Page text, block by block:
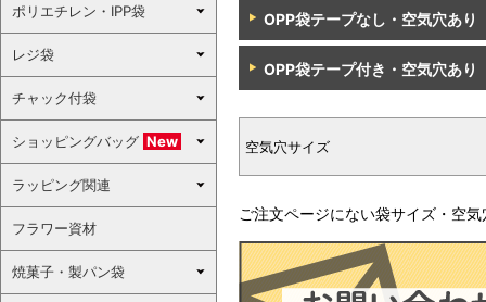
OPP袋テープなし・空気穴あ
OPP袋テープ付き・空気穴あ
空気穴サイズ
ご注文ページにない袋サイズ・空
ポリエチレン・IPP袋
レジ袋
チャック付袋
ショッピングバッグ New
ラッピング関連
フラワー資材
焼菓子・製パン袋